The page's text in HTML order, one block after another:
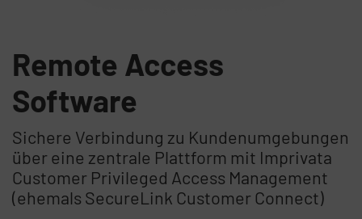
Remote Access
Software
Sichere Verbindung zu Kundenumgebungen
über eine zentrale Plattform mit Imprivata
Customer Privileged Access Management
(ehemals SecureLink Customer Connect)